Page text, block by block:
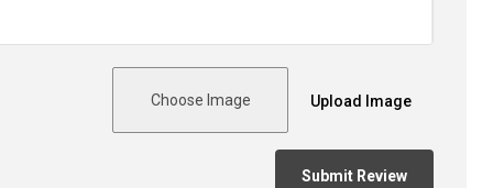
Upload Image
Choose Image